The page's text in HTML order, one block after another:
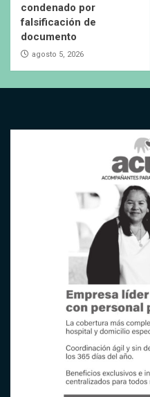
condenado por
falsificación de
documento
agosto 5, 2026